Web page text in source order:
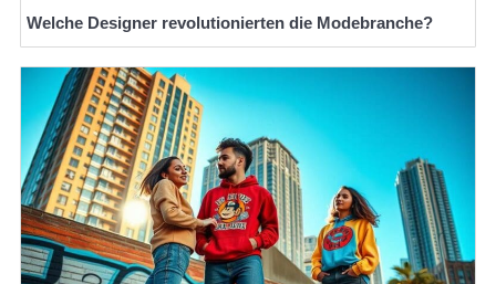
Welche Designer revolutionierten die Modebranche?